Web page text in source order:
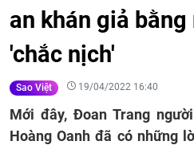
an khán giả
'chắc nịch'
Sao Việt 19/04/2022 16:40
Mới đây, Đoan Trang
Hoàng Oanh đã có những